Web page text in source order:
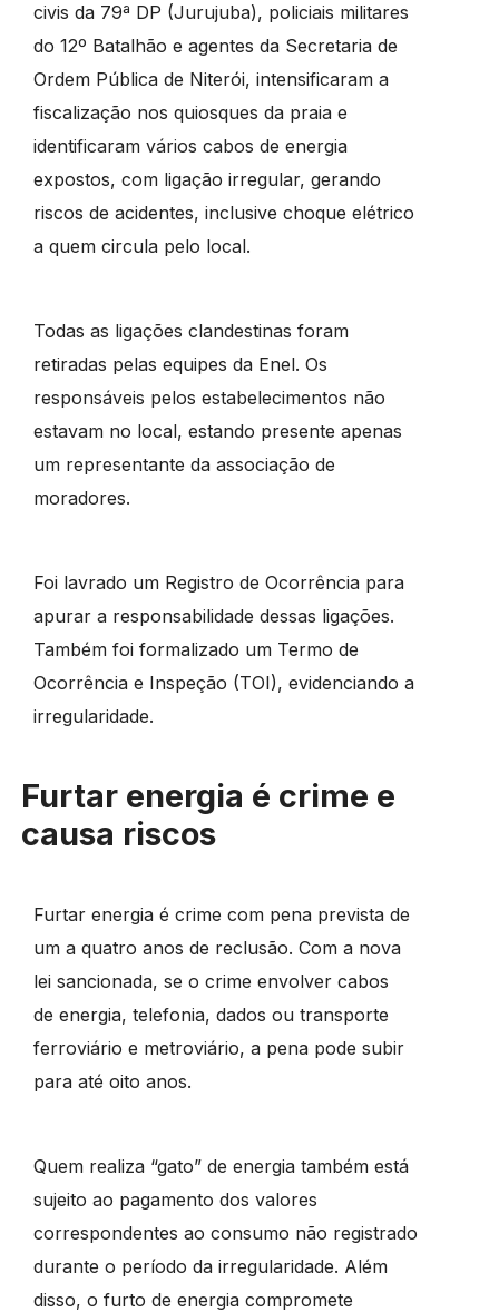
civis da 79ª DP (Jurujuba), policiais militares
do 12º Batalhão e agentes da Secretaria de
Ordem Pública de Niterói, intensificaram a
fiscalização nos quiosques da praia e
identificaram vários cabos de energia
expostos, com ligação irregular, gerando
riscos de acidentes, inclusive choque elétrico
a quem circula pelo local.
Todas as ligações clandestinas foram
retiradas pelas equipes da Enel. Os
responsáveis pelos estabelecimentos não
estavam no local, estando presente apenas
um representante da associação de
moradores.
Foi lavrado um Registro de Ocorrência para
apurar a responsabilidade dessas ligações.
Também foi formalizado um Termo de
Ocorrência e Inspeção (TOI), evidenciando a
irregularidade.
Furtar energia é crime e
causa riscos
Furtar energia é crime com pena prevista de
um a quatro anos de reclusão. Com a nova
lei sancionada, se o crime envolver cabos
de energia, telefonia, dados ou transporte
ferroviário e metroviário, a pena pode subir
para até oito anos.
Quem realiza “gato” de energia também está
sujeito ao pagamento dos valores
correspondentes ao consumo não registrado
durante o período da irregularidade. Além
disso, o furto de energia compromete